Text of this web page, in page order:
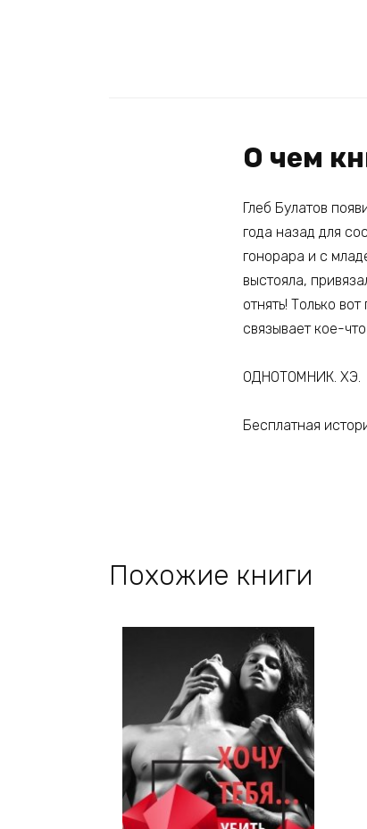
О чем
Глеб Булатов
года назад для
гонорара и с
выстояла,
отнять! Только
связывает кое-
ОДНОТОМНИК. ХЭ.
Бесплатная
Похожие книги